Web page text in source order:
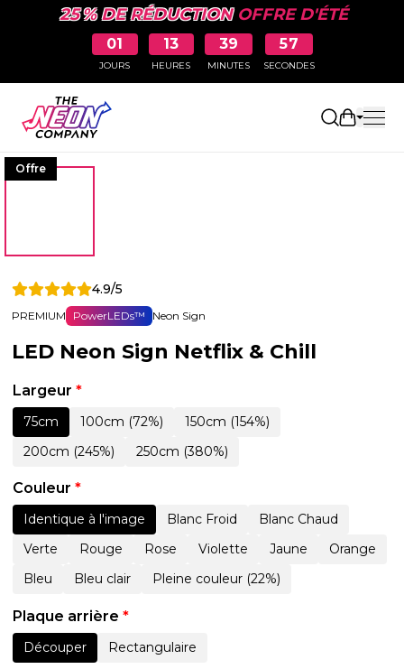
25 % DE RÉDUCTIONOFFRE D'ÉTÉ
01
JOURS
13
HEURES
39
MINUTES
56
SECONDES
Ouvrir
Offre
4.9/5
PREMIUM PowerLEDs™ Neon Sign
LED Neon Sign Netflix & Chill
Largeur *
75cm 100cm (72%)
150cm (154%)
200cm (245%)
250cm (380%)
Couleur *
Identique à l'image Blanc Froid
Blanc Chaud
Verte
Rouge Rose Violette Jaune
Orange
Bleu
Bleu clair Pleine couleur (22%)
Plaque arrière *
Découper Rectangulaire